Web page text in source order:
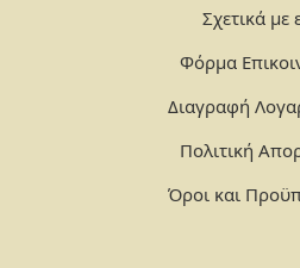
Σχετικά με
Φόρμα
Διαγραφή
Πολιτική
Όροι και